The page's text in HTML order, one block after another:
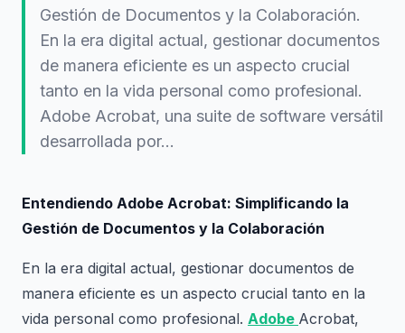
Gestión de Documentos y la Colaboración.
En la era digital actual, gestionar documentos
de manera eficiente es un aspecto crucial
tanto en la vida personal como profesional.
Adobe Acrobat, una suite de software versátil
desarrollada por...
Entendiendo Adobe Acrobat: Simplificando la
Gestión de Documentos y la Colaboración
En la era digital actual, gestionar documentos de
manera eficiente es un aspecto crucial tanto en la
vida personal como profesional. Adobe Acrobat,